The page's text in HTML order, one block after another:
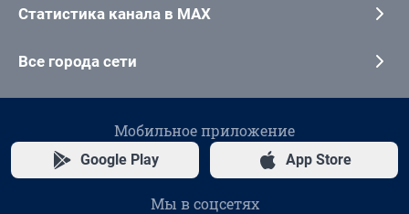
Статистика канала в MAX
Все города сети
Мобильное приложение
Google Play App Store
Мы в соцсетях